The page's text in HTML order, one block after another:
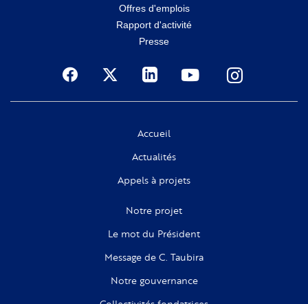
Offres d'emplois
Rapport d'activité
Presse
Social
Accueil
Actualités
Appels à projets
Notre projet
Le mot du Président
Message de C. Taubira
Notre gouvernance